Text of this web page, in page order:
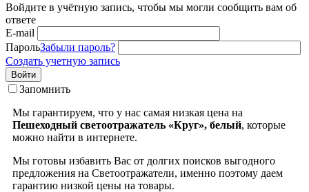
Войдите в учётную запись, чтобы мы могли сообщить вам об
ответе
E-mail
ПарольЗабыли пароль?
Создать учетную запись
Войти
Запомнить
Мы гарантируем, что у нас самая низкая цена на
Пешеходный светоотражатель «Круг», белый, которые
можно найти в интернете.
Мы готовы избавить Вас от долгих поисков выгодного
предложения на Светоотражатели, именно поэтому даем
гарантию низкой цены на товары.